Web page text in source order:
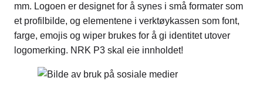
mm. Logoen er designet for å synes i små formater som
et profilbilde, og elementene i verktøykassen som font,
farge, emojis og wiper brukes for å gi identitet utover
logomerking. NRK P3 skal eie innholdet!